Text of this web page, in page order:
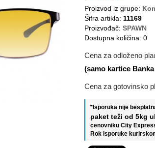
Proizvod iz grupe:
Šifra artikla: 11169
Proizvođač: SPAWN
Dostupna količina: 0
Cena za odloženo
(samo kartice
Cena za gotovinsko
*Isporuka nije
paket teži od 5kg
cenovniku City
Rok isporuke